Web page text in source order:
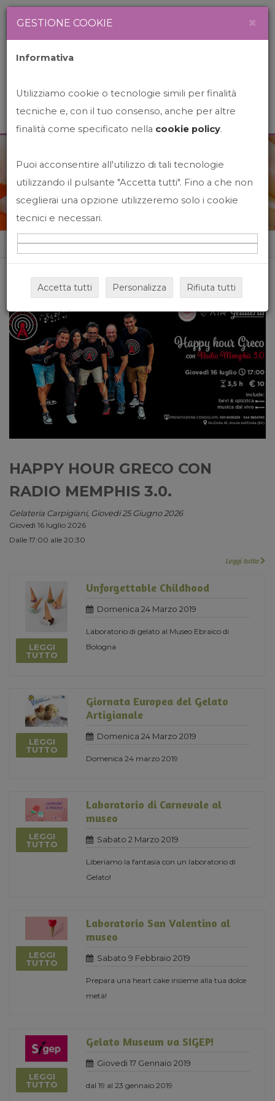
News&Events
Home News&events
HAPPY HOUR GRECO CON
RADIO MEMPHIS 3.0.
Gelateria Carpigiani, Giovedi 25 Giugno 2026
Giovedì 16 luglio 2026
Dalle 17:00 alle 20:30
Leggi tutto
LEGGI
TUTTO
Unforgettable Childhood
Domenica 24 Marzo 2019
Laboratorio di gelato al Museo Ebraico di
Bologna
LEGGI
TUTTO
Giornata Europea del Gelato
Artigianale
Domenica 24 Marzo 2019
Domenica 24 marzo 2019
LEGGI
TUTTO
Laboratorio di Carnevale al
museo
Sabato 2 Marzo 2019
Liberiamo la fantasia con un laboratorio di
Gelato!
LEGGI
TUTTO
Laboratorio San Valentino al
museo
Sabato 9 Febbraio 2019
Prepara una heart cake insieme alla tua dolce
metà!
LEGGI
TUTTO
Gelato Museum va SIGEP!
Giovedi 17 Gennaio 2019
dal 19 al 23 gennaio 2019
GESTIONE COOKIE ×
Informativa
Utilizziamo cookie o tecnologie simili per finalità
tecniche e, con il tuo consenso, anche per altre
finalità come specificato nella cookie policy.
Puoi acconsentire all'utilizzo di tali tecnologie
utilizzando il pulsante "Accetta tutti". Fino a che non
sceglierai una opzione utilizzeremo solo i cookie
tecnici e necessari.
Accetta tutti Personalizza Rifiuta tutti